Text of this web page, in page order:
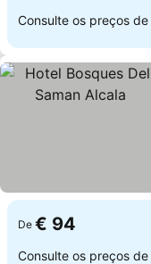
Consulte os preços de
De € 94
Consulte os preços de